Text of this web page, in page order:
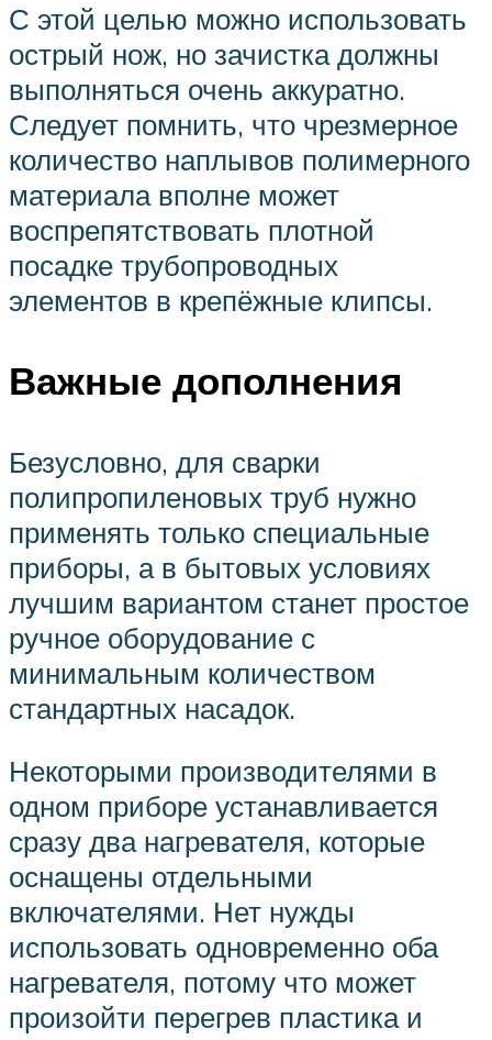
С этой целью можно использовать
острый нож, но зачистка должны
выполняться очень аккуратно.
Следует помнить, что чрезмерное
количество наплывов полимерного
материала вполне может
воспрепятствовать плотной
посадке трубопроводных
элементов в крепёжные клипсы.
Важные дополнения
Безусловно, для сварки
полипропиленовых труб нужно
применять только специальные
приборы, а в бытовых условиях
лучшим вариантом станет простое
ручное оборудование с
минимальным количеством
стандартных насадок.
Некоторыми производителями в
одном приборе устанавливается
сразу два нагревателя, которые
оснащены отдельными
включателями. Нет нужды
использовать одновременно оба
нагревателя, потому что может
произойти перегрев пластика и